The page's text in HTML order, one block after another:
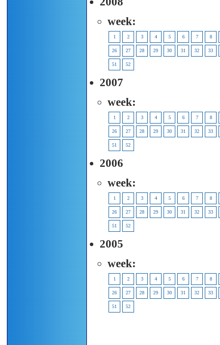
week:
1 2 3 4 5 6 7 8
26 27 28 29 30 31 32 33
51 52
2007
week:
1 2 3 4 5 6 7 8
26 27 28 29 30 31 32 33
51 52
2006
week:
1 2 3 4 5 6 7 8
26 27 28 29 30 31 32 33
51 52
2005
week:
1 2 3 4 5 6 7 8
26 27 28 29 30 31 32 33
51 52